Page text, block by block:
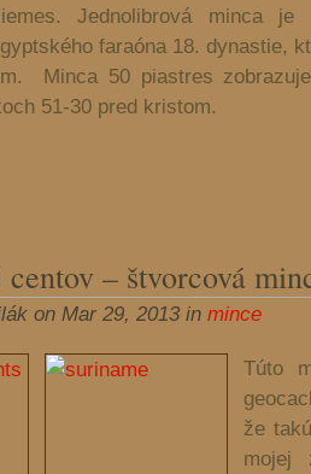
Jednolibrová minca je
faraóna 18. dynastie,
Minca 50 piastres
51-30 pred kristom.
– štvorcová
on Mar 29, 2013 in mince
Túto
že
mojej